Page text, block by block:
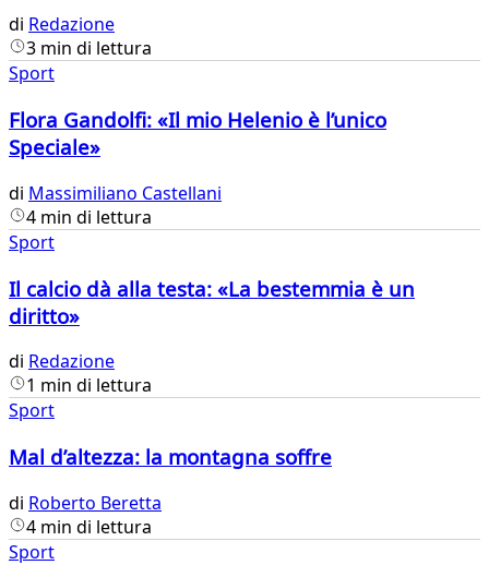
di Redazione
3 min di lettura
Sport
Flora Gandolfi: «Il mio Helenio è l’unico
Speciale»
di Massimiliano Castellani
4 min di lettura
Sport
Il calcio dà alla testa: «La bestemmia è un
diritto»
di Redazione
1 min di lettura
Sport
Mal d’altezza: la montagna soffre
di Roberto Beretta
4 min di lettura
Sport